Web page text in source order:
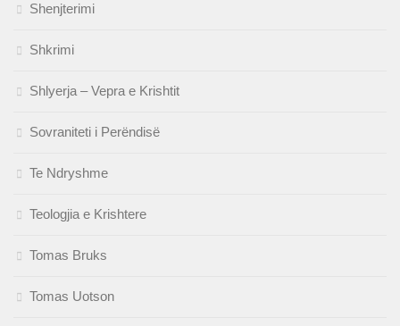
Shenjterimi
Shkrimi
Shlyerja – Vepra e Krishtit
Sovraniteti i Perëndisë
Te Ndryshme
Teologjia e Krishtere
Tomas Bruks
Tomas Uotson